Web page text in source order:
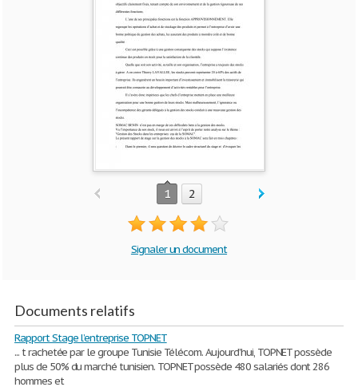
1 2
Signaler un document
Documents relatifs
Rapport Stage l’entreprise TOPNET
... t rachetée par le groupe Tunisie Télécom. Aujourd’hui, TOPNET possède
plus de 50% du marché tunisien. TOPNET possède 480 salariés dont 286
hommes et